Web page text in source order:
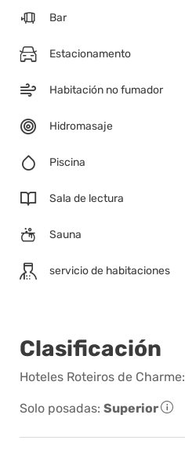
Bar
Estacionamento
Habitación no fumador
Hidromasaje
Piscina
Sala de lectura
Sauna
servicio de habitaciones
Clasificación
Hoteles Roteiros de Charme:
Solo posadas: Superior